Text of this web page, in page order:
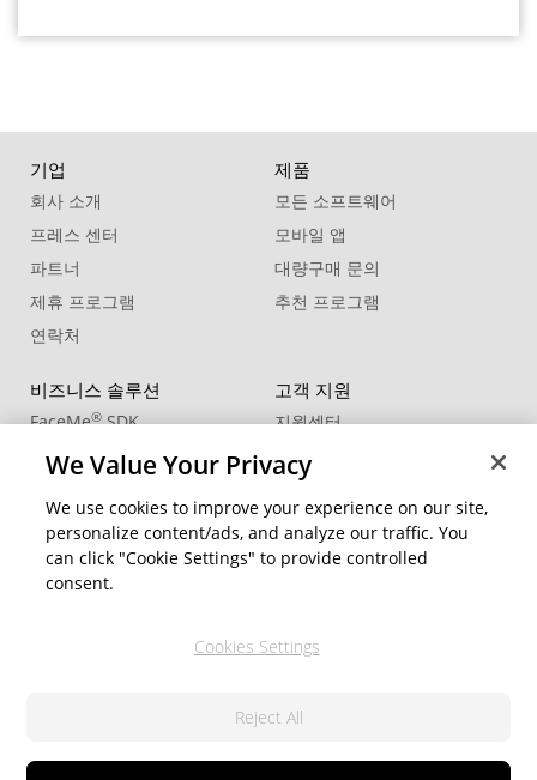
기업
회사 소개
프레스 센터
파트너
제휴 프로그램
연락처
제품
모든 소프트웨어
모바일 앱
대량구매 문의
추천 프로그램
비즈니스 솔루션
FaceMe®SDK
고객 지원
지원센터
제품 업데이트
학습 센터
커뮤니티
회원 영역
지역 변경
We Value Your Privacy
We use cookies to improve your experience on our site,
personalize content/ads, and analyze our traffic. You
can click "Cookie Settings" to provide controlled
consent.
Cookies Settings
Reject All